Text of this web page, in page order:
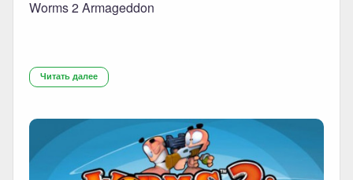
Worms 2 Armageddon
Читать далее